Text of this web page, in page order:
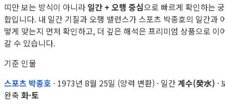
띠만 보는 방식이 아니라 일간 + 오행 중심으로 빠르게 확인하는 궁
합입니다. 내 일간 기질과 오행 밸런스가 스포츠 박종호의 일간과
떻게 맞는지 먼저 확인하고, 더 깊은 해석은 프리미엄 상품으로 이
갈 수 있습니다.
기준 인물
스포츠 박종호 · 1973년 8월 25일 (양력 변환) · 일간계수(癸水) ·
완축 화·토